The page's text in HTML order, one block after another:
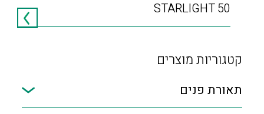
קטגוריות מוצרים
תאורת פנים
STARLIGHT 50